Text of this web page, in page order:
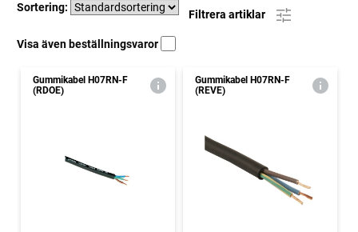
Sortering:
Filtrera artiklar
Visa även beställningsvaror
Gummikabel H07RN-F
(RDOE)
Gummikabel H07RN-F
(REVE)